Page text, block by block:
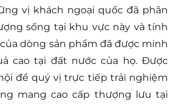
vị khách ngoại quốc đã phân
sống tại khu vực này và tính
dòng sản phẩm đã được minh
cao tại đất nước của họ. Được
để quý vị trực tiếp trải nghiệm
mang cao cấp thượng lưu tại